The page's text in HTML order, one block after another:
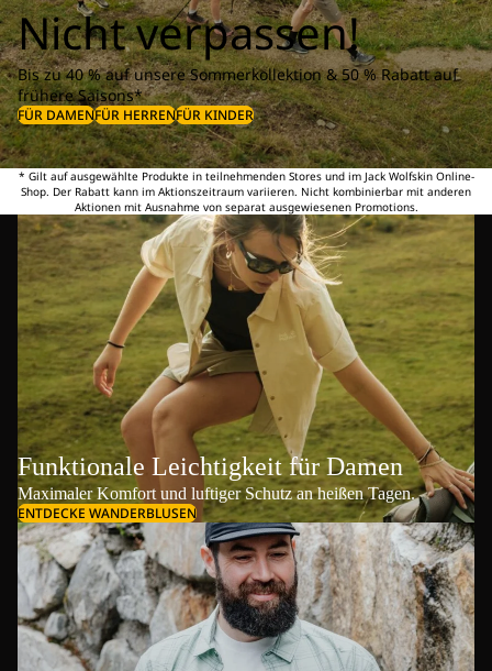
Nicht verpassen!
Bis zu 40 % auf unsere Sommerkollektion & 50 % Rabatt auf
frühere Saisons*
FÜR DAMENFÜR HERRENFÜR KINDER
* Gilt auf ausgewählte Produkte in teilnehmenden Stores und im Jack Wolfskin Online-
Shop. Der Rabatt kann im Aktionszeitraum variieren. Nicht kombinierbar mit anderen
Aktionen mit Ausnahme von separat ausgewiesenen Promotions.
Funktionale Leichtigkeit für Damen
Maximaler Komfort und luftiger Schutz an heißen Tagen.
ENTDECKE WANDERBLUSEN